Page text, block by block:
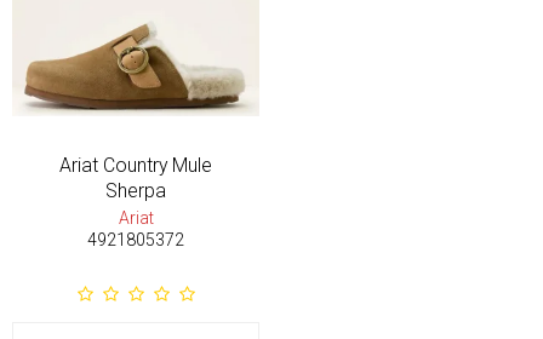
Ariat Country Mule
Sherpa
Ariat
4921805372